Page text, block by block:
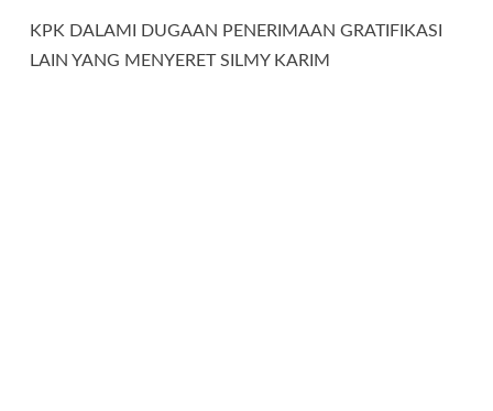
KPK DALAMI DUGAAN PENERIMAAN GRATIFIKASI
LAIN YANG MENYERET SILMY KARIM